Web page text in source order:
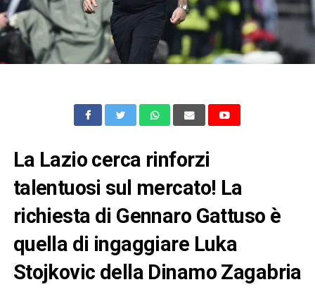
La Lazio cerca rinforzi
talentuosi sul mercato! La
richiesta di Gennaro Gattuso è
quella di ingaggiare Luka
Stojkovic della Dinamo Zagabria